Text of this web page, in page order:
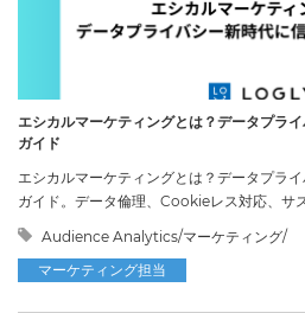
エシカルマーケティングとは？データプラ
ガイド
エシカルマーケティングとは？データプラ
ガイド。データ倫理、Cookieレス対応、サ
説。
Audience Analytics/マーケティング/
マーケティング担当